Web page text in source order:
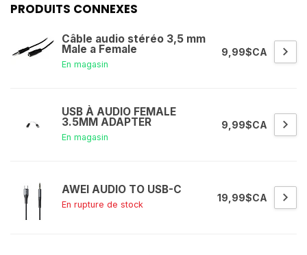
PRODUITS CONNEXES
Câble audio stéréo 3,5 mm
Male a Female
En magasin
9,99$CA
USB À AUDIO FEMALE
3.5MM ADAPTER
En magasin
9,99$CA
AWEI AUDIO TO USB-C
En rupture de stock
19,99$CA